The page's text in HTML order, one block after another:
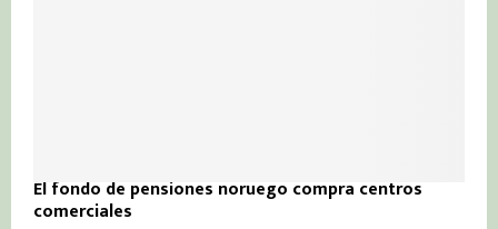
El fondo de pensiones noruego compra centros
comerciales